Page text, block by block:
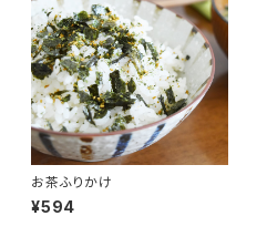
お茶ふりかけ
¥594